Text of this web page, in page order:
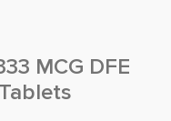
MCG DFE